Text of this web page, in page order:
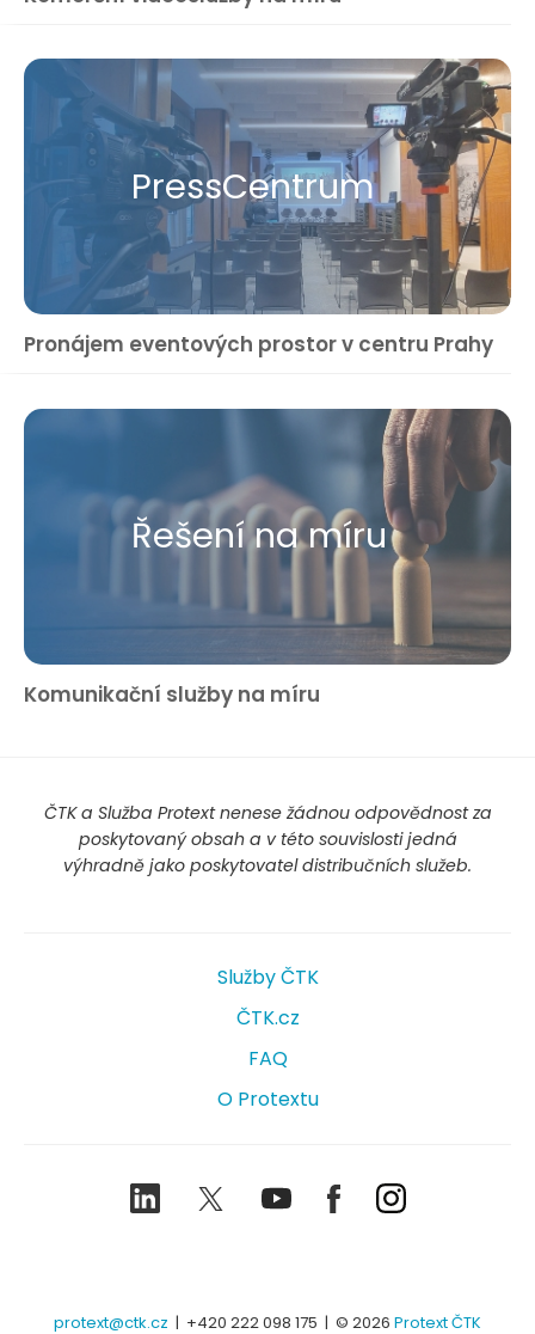
Press​Centrum
Pronájem eventových prostor v centru Prahy
Řešení na míru
Komunikační služby na míru
ČTK a Služba Protext nenese žádnou odpovědnost za
poskytovaný obsah a v této souvislosti jedná
výhradně jako poskytovatel distribučních služeb.
Služby ČTK
ČTK.cz
FAQ
O Protextu
LinkedIn TwitterYoutubeFacebookInstagram
protext@ctk.cz | +420 222 098 175 | © 2026 Protext ČTK